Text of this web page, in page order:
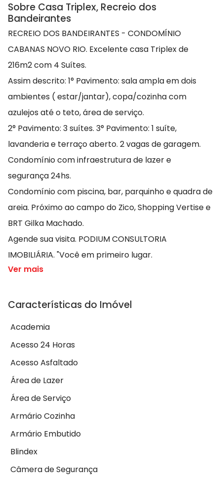
Sobre Casa Triplex, Recreio dos
Bandeirantes
RECREIO DOS BANDEIRANTES - CONDOMÍNIO
CABANAS NOVO RIO. Excelente casa Triplex de
216m2 com 4 Suítes.
Assim descrito: 1° Pavimento: sala ampla em dois
ambientes ( estar/jantar), copa/cozinha com
azulejos até o teto, área de serviço.
2° Pavimento: 3 suítes. 3° Pavimento: 1 suíte,
lavanderia e terraço aberto. 2 vagas de garagem.
Condomínio com infraestrutura de lazer e
segurança 24hs.
Condomínio com piscina, bar, parquinho e quadra de
areia. Próximo ao campo do Zico, Shopping Vertise e
BRT Gilka Machado.
Agende sua visita. PODIUM CONSULTORIA
IMOBILIÁRIA. "Você em primeiro lugar.
Ver mais
Características do Imóvel
Academia
Acesso 24 Horas
Acesso Asfaltado
Área de Lazer
Área de Serviço
Armário Cozinha
Armário Embutido
Blindex
Câmera de Segurança